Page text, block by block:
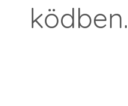
ködben.